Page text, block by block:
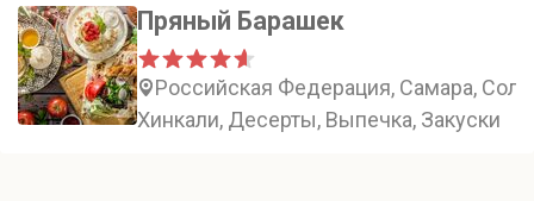
Пряный Барашек
Российская Федерация, Самара,
Хинкали, Десерты, Выпечка, Закуски